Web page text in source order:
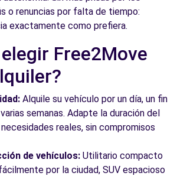
o renuncias por falta de tiempo:
exactamente como prefiera.
Free2Move
Alquile su vehículo por un día, un fin
semanas. Adapte la duración del
reales, sin compromisos
de vehículos: Utilitario compacto
por la ciudad, SUV espacioso